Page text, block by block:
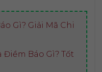
Gì? Giải Mã Chi
Điềm Báo Gì? Tốt